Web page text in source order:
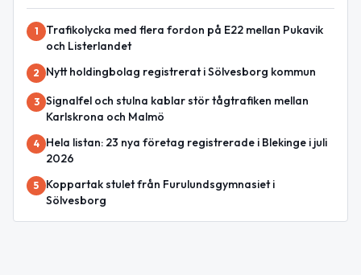
1
Trafikolycka med flera fordon på E22 mellan Pukavik
och Listerlandet
2 Nytt holdingbolag registrerat i Sölvesborg kommun
3 Signalfel och stulna kablar stör tågtrafiken mellan
Karlskrona och Malmö
4
Hela listan: 23 nya företag registrerade i Blekinge i juli
2026
5
Koppartak stulet från Furulundsgymnasiet i
Sölvesborg